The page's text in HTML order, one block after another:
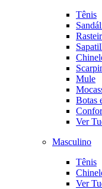
Tênis
Mule
Botas
Ver
Masculino
Tênis
Ver